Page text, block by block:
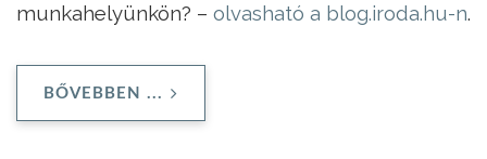
munkahelyünkön? – olvasható a blog.iroda.hu-n.
BŐVEBBEN ...